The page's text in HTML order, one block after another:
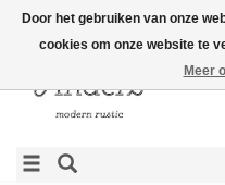
Door het gebruiken van onze
cookies om onze website te
Meer